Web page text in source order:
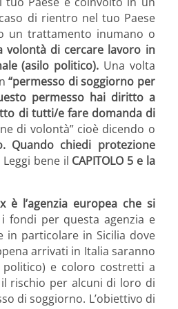
di rientro nel tuo Paese
un trattamento inumano o
volontà di cercare lavoro in
(asilo politico). Una volta
“permesso di soggiorno per
permesso hai diritto a
di tutti/e fare domanda di
di volontà” cioè dicendo o
Quando chiedi protezione
Leggi bene il CAPITOLO 5 e la
è l’agenzia europea che si
fondi per questa agenzia e
in particolare in Sicilia dove
arrivati in Italia saranno
e coloro costretti a
rischio per alcuni di loro di
di soggiorno. L’obiettivo di